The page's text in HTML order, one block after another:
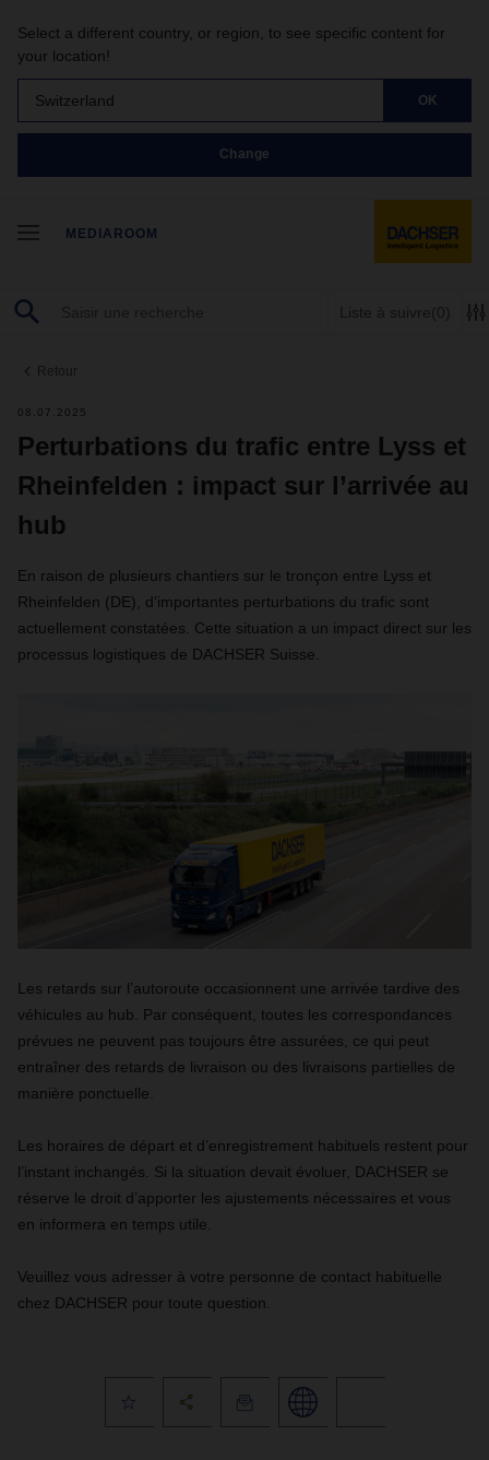
Select a different country, or region, to see specific content for
your location!
Switzerland OK
Change
MEDIAROOM
Liste à suivre(0)
Retour
08.07.2025
Perturbations du trafic entre Lyss et
Rheinfelden : impact sur l’arrivée au
hub
En raison de plusieurs chantiers sur le tronçon entre Lyss et
Rheinfelden (DE), d’importantes perturbations du trafic sont
actuellement constatées. Cette situation a un impact direct sur les
processus logistiques de DACHSER Suisse.
Les retards sur l’autoroute occasionnent une arrivée tardive des
véhicules au hub. Par conséquent, toutes les correspondances
prévues ne peuvent pas toujours être assurées, ce qui peut
entraîner des retards de livraison ou des livraisons partielles de
manière ponctuelle.
Les horaires de départ et d’enregistrement habituels restent pour
l’instant inchangés. Si la situation devait évoluer, DACHSER se
réserve le droit d’apporter les ajustements nécessaires et vous
en informera en temps utile.
Veuillez vous adresser à votre personne de contact habituelle
chez DACHSER pour toute question.